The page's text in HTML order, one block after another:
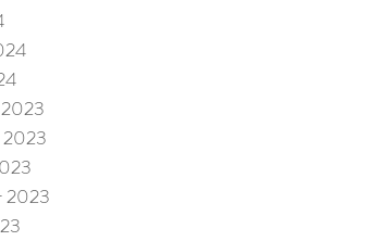
2023
2023